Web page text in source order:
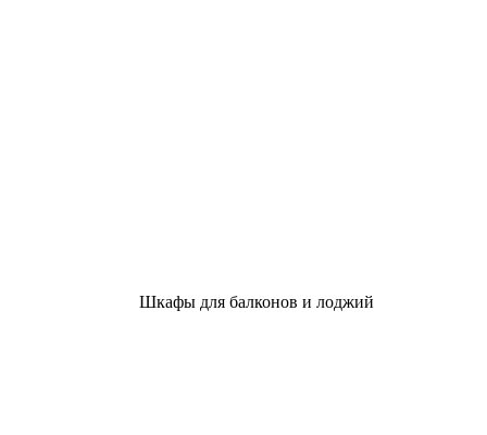
Шкафы для балконов и лоджий